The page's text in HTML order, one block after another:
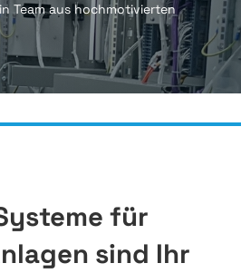
Team aus hochmotivierten
für
sind Ihr